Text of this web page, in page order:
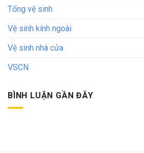
Tổng vệ sinh
Vệ sinh kính ngoài
Vệ sinh nhà cửa
VSCN
BÌNH LUẬN GẦN ĐÂY